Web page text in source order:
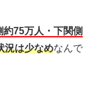
約75万人・下関側
況は少なめなんで